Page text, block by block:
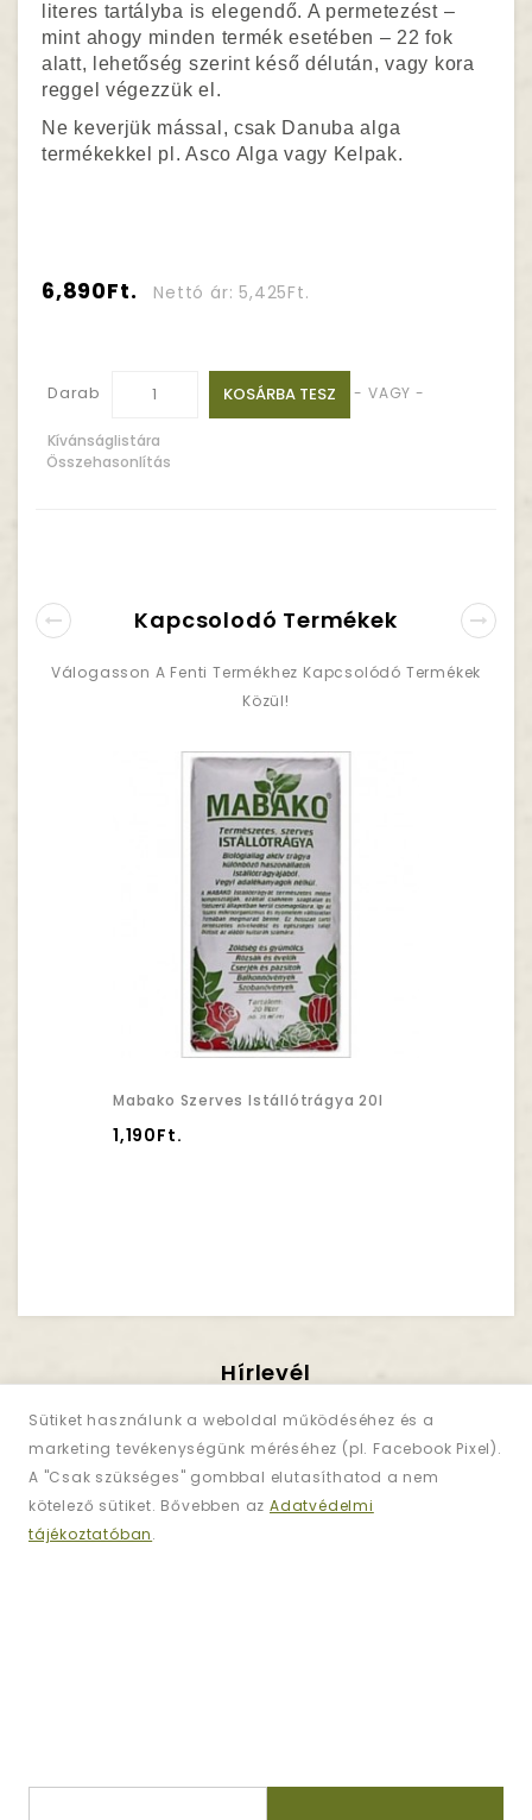
Sütiket használunk a weboldal működéséhez és a
marketing tevékenységünk méréséhez (pl. Facebook Pixel).
A "Csak szükséges" gombbal elutasíthatod a nem
kötelező sütiket. Bővebben az Adatvédelmi
tájékoztatóban.
literes tartályba is elegendő. A permetezést –
mint ahogy minden termék esetében – 22 fok
alatt, lehetőség szerint késő délután, vagy kora
reggel végezzük el.
Ne keverjük mással, csak Danuba alga
termékekkel pl. Asco Alga vagy Kelpak.
6,890Ft. Nettó ár: 5,425Ft.
Darab KOSÁRBA TESZ - VAGY -
Kívánságlistára
Összehasonlítás
Kapcsolodó Termékek
Válogasson A Fenti Termékhez Kapcsolódó Termékek
Közül!
Mabako Szerves Istállótrágya 20l
1,190Ft.
Hírlevél
Iratkozzon Fel!
Regisztráljon és iratkozzon fel
az akciókért!